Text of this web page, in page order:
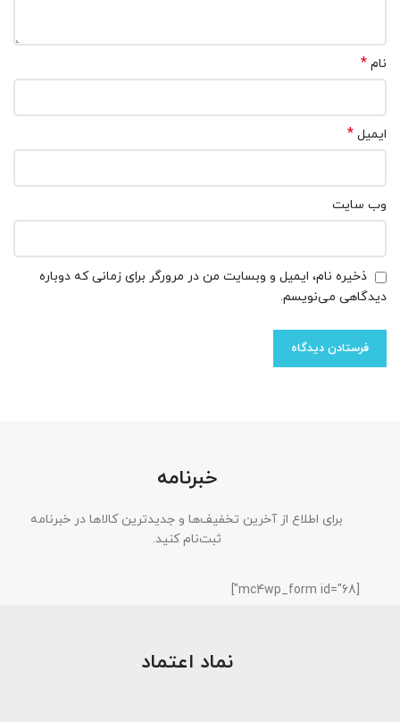
نام *
ایمیل *
وب‌ سایت
ذخیره نام، ایمیل و وبسایت من در مرورگر برای زمانی که دوباره
دیدگاهی می‌نویسم.
خبرنامه
برای اطلاع از آخرین تخفیف‌ها و جدیدترین کالاها در خبرنامه
ثبت‌نام کنید.
[mc4wp_form id="68"]
نماد اعتماد